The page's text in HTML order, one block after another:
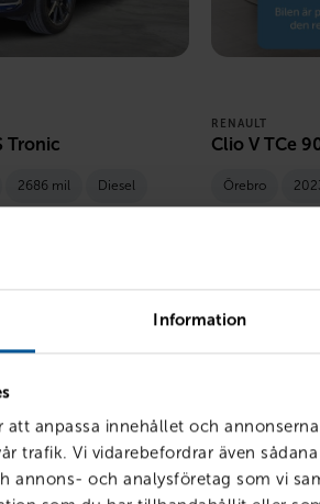
Information
att anpassa innehållet och
trafik. Vi vidarebefordrar även
annons- och analysföretag som vi
Tronic
2686 mil Diesel
RENAULT
Clio V TCe
Örebro